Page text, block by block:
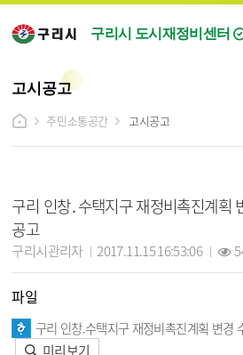
구리시 도시재정비센터
고시공고
주민소통공간
고시공고
구리 인창․수택지구 재정비촉진계획
공고
구리시관리자 2017.11.15 16:53:06
파일
구리 인창.수택지구 재정비촉진계획 변경
미리보기